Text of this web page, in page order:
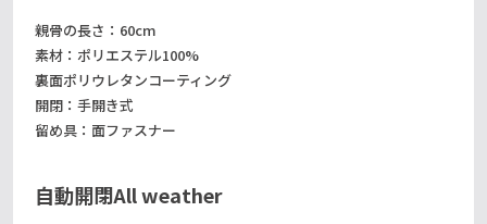
親骨の長さ：60cm
素材：ポリエステル100%
裏面ポリウレタンコーティング
開閉：手開き式
留め具：面ファスナー
自動開閉All weather